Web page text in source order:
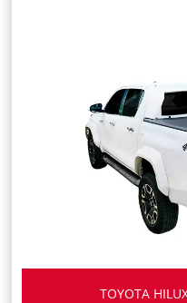
TOYOTA